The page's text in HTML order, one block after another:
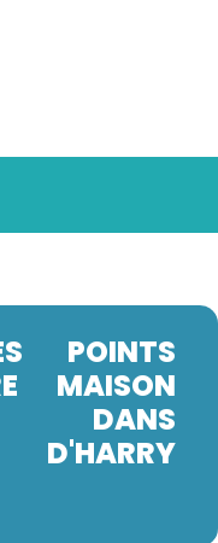
POINTS
MAISON
DANS